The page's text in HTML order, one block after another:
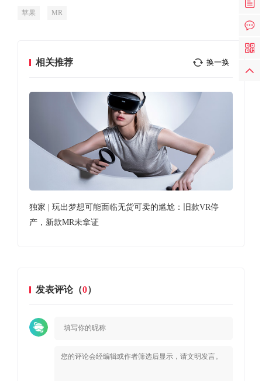
苹果 MR
相关推荐 换一换
独家 | 玩出梦想可能面临无货可卖的尴尬：旧款VR停
产，新款MR未拿证
发表评论（0）